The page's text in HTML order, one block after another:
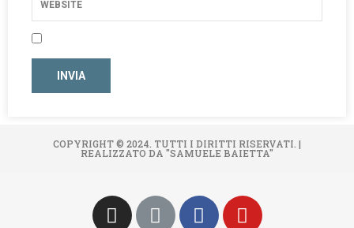
COPYRIGHT © 2024. TUTTI I DIRITTI RISERVATI. |
REALIZZATO DA "SAMUELE BAIETTA"